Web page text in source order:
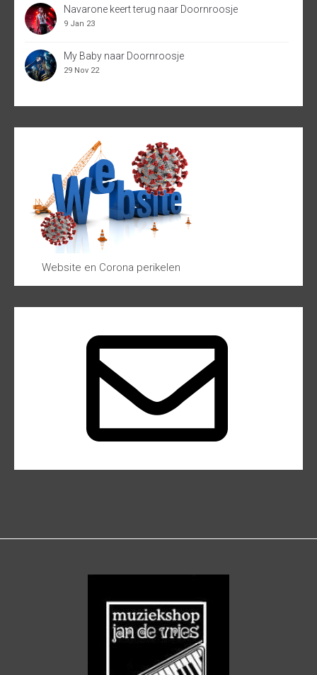
Navarone keert terug naar Doornroosje
9 Jan 23
My Baby naar Doornroosje
29 Nov 22
Website en Corona perikelen